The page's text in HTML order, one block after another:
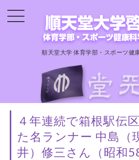
順天堂大学 体育学部・スポーツ健
４年連続で箱根駅伝
た名ランナー 中島（
井）修三さん（昭和